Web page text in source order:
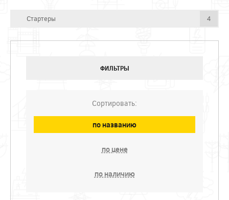
Стартеры 4
ФИЛЬТРЫ
Сортировать:
по названию
по цене
по наличию